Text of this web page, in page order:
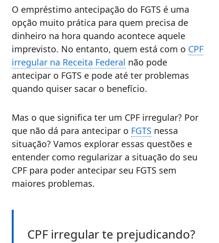
O empréstimo antecipação do FGTS é uma
opção muito prática para quem precisa de
dinheiro na hora quando acontece aquele
imprevisto. No entanto, quem está com o CPF
irregular na Receita Federal não pode
antecipar o FGTS e pode até ter problemas
quando quiser sacar o benefício.
Mas o que significa ter um CPF irregular? Por
que não dá para antecipar o FGTS nessa
situação? Vamos explorar essas questões e
entender como regularizar a situação do seu
CPF para poder antecipar seu FGTS sem
maiores problemas.
CPF irregular te prejudicando?